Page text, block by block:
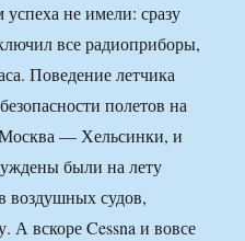
успеха не имели: сразу
все радиоприборы,
Поведение летчика
полетов на
— Хельсинки, и
были на лету
воздушных судов,
А вскоре Cessna и вовсе